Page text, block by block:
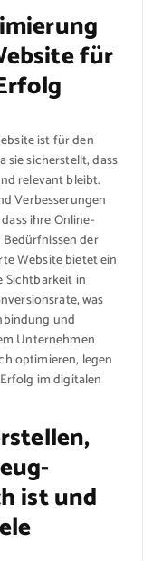
für
ist für den
sie sicherstellt, dass
relevant bleibt.
Verbesserungen
ihre Online-
der
Website bietet ein
Sichtbarkeit in
was
und
Unternehmen
optimieren, legen
im digitalen
ist und